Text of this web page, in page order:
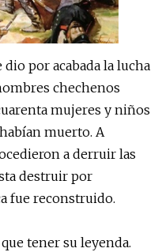
dio por acabada la lucha
chechenos
mujeres y niños
muerto. A
a derruir las
destruir por
fue reconstruido.
tener su leyenda.